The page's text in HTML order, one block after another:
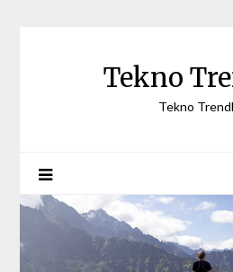
Tekno
Tekno